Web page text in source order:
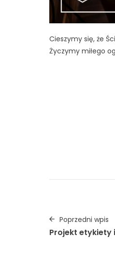
Cieszymy się, że
Życzymy miłego
Poprzedni wpis
Projekt etykiety